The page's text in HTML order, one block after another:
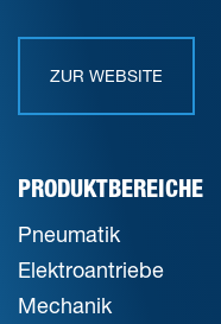
ZUR WEBSITE
PRODUKTBEREICHE
Pneumatik
Elektroantriebe
Mechanik